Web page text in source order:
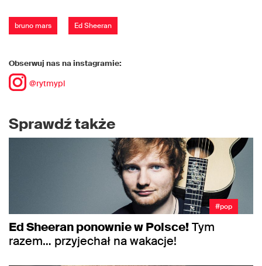
bruno mars Ed Sheeran
Obserwuj nas na instagramie:
@rytmypl
Sprawdź także
#pop
Ed Sheeran ponownie w Polsce!Tym
razem… przyjechał na wakacje!